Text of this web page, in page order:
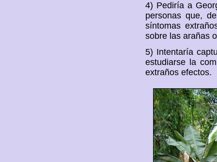
4) Pediría a
personas que,
síntomas
sobre las arañas
5) Intentaría
estudiarse la
extraños efectos.